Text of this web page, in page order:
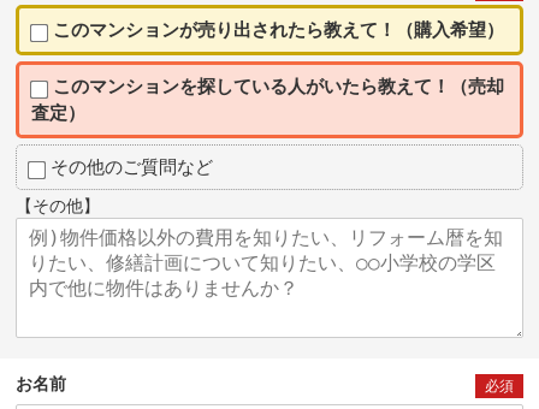
このマンションが売り出されたら教えて！（購入希望）
このマンションを探している人がいたら教えて！（売却
査定）
その他のご質問など
【その他】
お名前 必須